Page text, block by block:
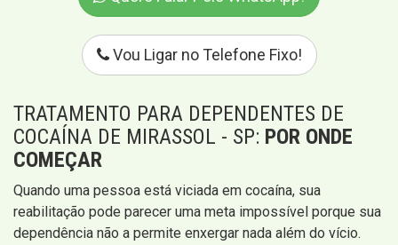
Vou Ligar no Telefone Fixo!
TRATAMENTO PARA DEPENDENTES DE
COCAÍNA DE MIRASSOL - SP: POR ONDE
COMEÇAR
Quando uma pessoa está viciada em cocaína, sua
reabilitação pode parecer uma meta impossível porque sua
dependência não a permite enxergar nada além do vício.